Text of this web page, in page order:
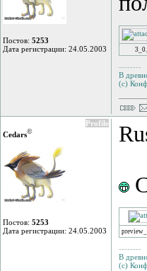
Постов: 5253
Дата регистрации: 24.05.2003
--------
В
(с)
Profile
Cedars©
Постов: 5253
Дата регистрации: 24.05.2003
--------
В
(с)